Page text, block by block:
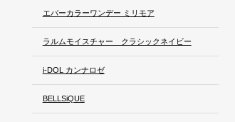
エバーカラーワンデー ミリモア
ラルムモイスチャー クラシックネイビー
i-DOL カンナロゼ
BELLSiQUE